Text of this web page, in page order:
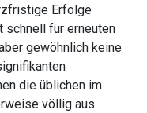
Erfolge
schnell für erneuten
gewöhnlich keine
die üblichen im
völlig aus.